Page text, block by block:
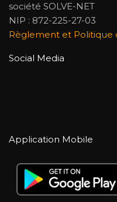
société SOLVE-NET
NIP : 872-225-27-03
Règlement et Politique
Social Media
Application Mobile